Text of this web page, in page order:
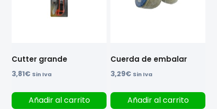
Cutter grande
3,81€ Sin Iva
Añadir al carrito
Cuerda de embalar
3,29€ Sin Iva
Añadir al carrito